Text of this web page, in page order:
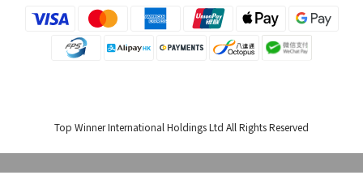
Top Winner International Holdings Ltd All Rights Reserved